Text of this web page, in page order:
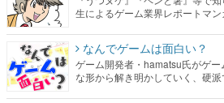
生によるゲーム業界レポートマン
なんでゲームは面白い？
ゲーム開発者・hamatsu氏がゲ
な形から解き明かしていく、硬派